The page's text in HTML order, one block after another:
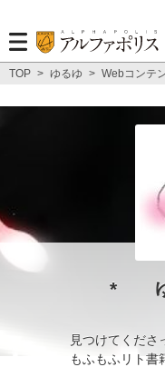
TOP > ゆるゆ > Webコンテ
* ゆる
見つけてくださ
もふもふリト書